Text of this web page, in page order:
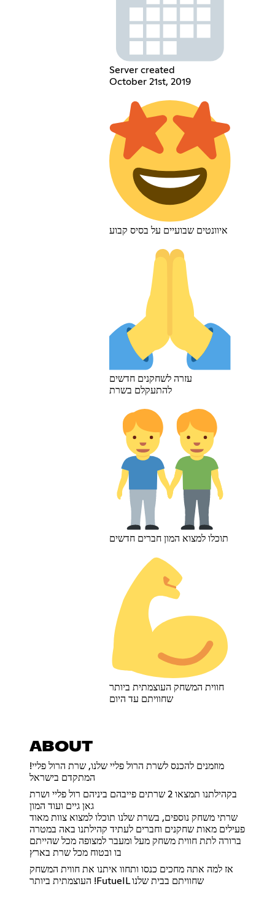
Server created
October 21st, 2019
איוונטים שבועיים על בסיס קבוע
עזרה לשחקנים חדשים
להתעקלם בשרת
תוכלו למצוא המון חברים חדשים
חווית המשחק העוצמתית ביותר
שחוויתם עד היום
ABOUT
!מוזמנים להכנס לשרת הרול פליי שלנו, שרת הרול פליי
המתקדם בישראל
בקהילתנו תמצאו 2 שרתים פייבהם ביניהם רול פליי ושרת
גאן גיים ועוד המון
שרתי משחק נוספים, בשרת שלנו תוכלו למצוא צוות מאוד
פעילים מאות שחקנים וחברים לעתיד קהילתנו באה במטרה
ברורה לתת חווית משחק מעל ומעבר למצופה מכל שהייתם
בו ובטוח מכל שרת בארץ
אז למה אתה מחכים כנסו ותחוו איתנו את חווית המשחק
העוצמתית ביותר !FutueIL שחוויתם בבית שלנו